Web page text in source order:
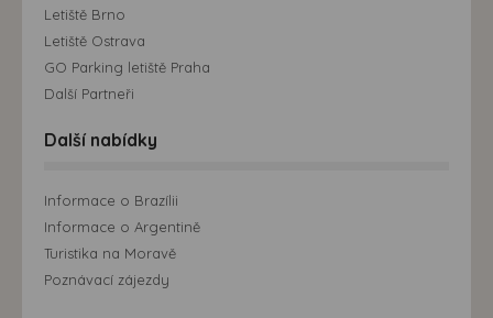
Letiště Brno
Letiště Ostrava
GO Parking letiště Praha
Další Partneři
Další nabídky
Informace o Brazílii
Informace o Argentině
Turistika na Moravě
Poznávací zájezdy